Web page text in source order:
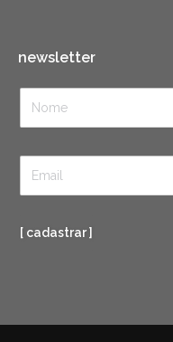
newsletter
[ cadastrar ]